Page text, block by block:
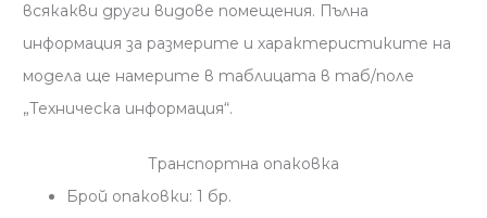
всякакви други видове помещения. Пълна
информация за размерите и характеристиките на
модела ще намерите в таблицата в таб/поле
„Техническа информация“.
Транспортна опаковка
Брой опаковки: 1 бр.